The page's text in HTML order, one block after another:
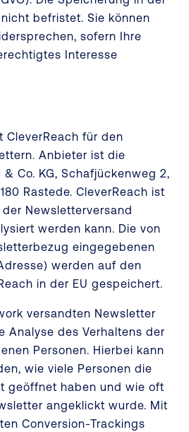
befristet. Sie können
sofern Ihre
Interesse
CleverReach für den
Anbieter ist die
& Co. KG, Schafjückenweg 2,
Rastede. CleverReach ist
Newsletterversand
werden kann. Die von
eingegebenen
werden auf den
in der EU gespeichert.
versandten Newsletter
Analyse des Verhaltens der
Personen. Hierbei kann
wie viele Personen die
geöffnet haben und wie oft
angeklickt wurde. Mit
Conversion-Trackings